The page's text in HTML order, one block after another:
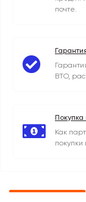
почте.
ВТО,
Как
покупки